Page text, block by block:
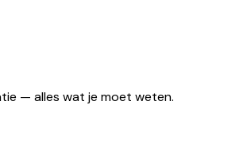
— alles wat je moet weten.